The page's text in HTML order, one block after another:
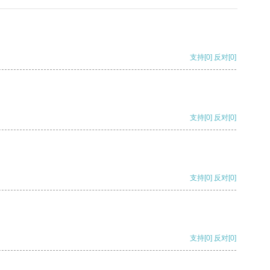
支持[0] 反对[0]
支持[0] 反对[0]
支持[0] 反对[0]
支持[0] 反对[0]